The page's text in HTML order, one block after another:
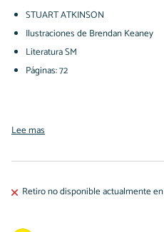
STUART ATKINSON
Ilustraciones de Brendan Keaney
Literatura SM
Páginas: 72
Lee mas
Retiro no disponible actualmente en